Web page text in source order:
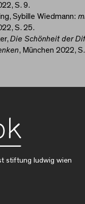
S. 9.
Sybille Wiedmann:
S. 25.
Die Schönheit der
, München 2022,
stiftung ludwig wien